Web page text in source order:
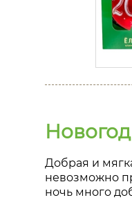
Добрая и
невозможно
ночь много